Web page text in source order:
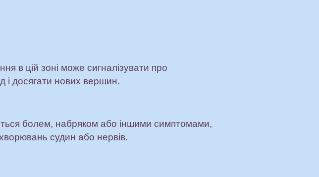
в цій зоні може сигналізувати про
і досягати нових вершин.
болем, набряком або іншими симптомами,
судин або нервів.